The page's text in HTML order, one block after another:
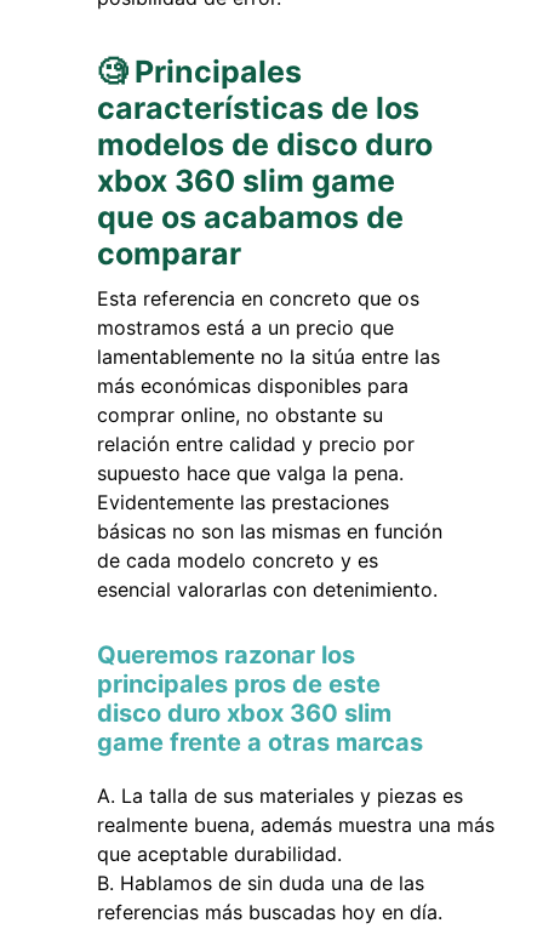
🧐 Principales
características de los
modelos de disco duro
xbox 360 slim game
que os acabamos de
comparar
Esta referencia en concreto que os
mostramos está a un precio que
lamentablemente no la sitúa entre las
más económicas disponibles para
comprar online, no obstante su
relación entre calidad y precio por
supuesto hace que valga la pena.
Evidentemente las prestaciones
básicas no son las mismas en función
de cada modelo concreto y es
esencial valorarlas con detenimiento.
Queremos razonar los
principales pros de este
disco duro xbox 360 slim
game frente a otras marcas
La talla de sus materiales y piezas es
realmente buena, además muestra una más
que aceptable durabilidad.
Hablamos de sin duda una de las
referencias más buscadas hoy en día.